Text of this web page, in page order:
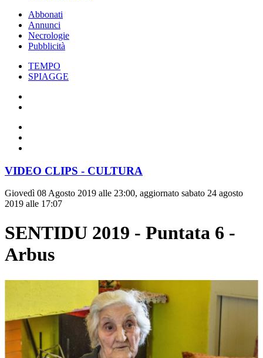
Abbonati
Annunci
Necrologie
Pubblicità
TEMPO
SPIAGGE
VIDEO CLIPS - CULTURA
Giovedì 08 Agosto 2019 alle 23:00, aggiornato sabato 24 agosto
2019 alle 17:07
SENTIDU 2019 - Puntata 6 -
Arbus